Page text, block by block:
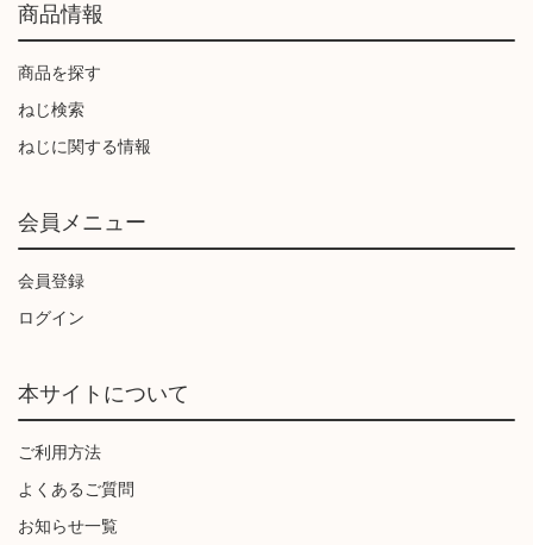
商品情報
商品を探す
ねじ検索
ねじに関する情報
会員メニュー
会員登録
ログイン
本サイトについて
ご利用方法
よくあるご質問
お知らせ一覧